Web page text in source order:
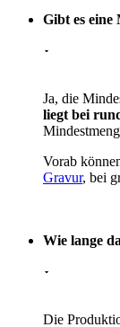
Gibt es
Ja, die
liegt bei
Vorab
Gravur, bei
Wie lange
Die